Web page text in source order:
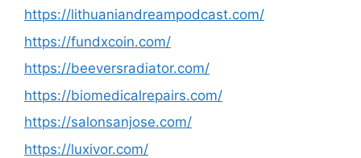
https://lithuaniandreampodcast.com/
https://fundxcoin.com/
https://beeversradiator.com/
https://biomedicalrepairs.com/
https://salonsanjose.com/
https://luxivor.com/